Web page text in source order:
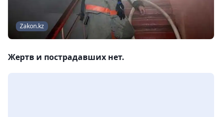
Zakon.kz
Жертв и пострадавших нет.